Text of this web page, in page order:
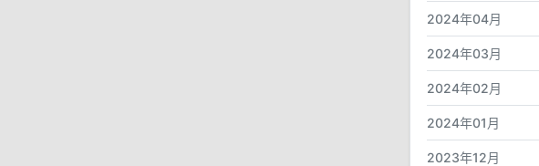
2024年04月
2024年03月
2024年02月
2024年01月
2023年12月